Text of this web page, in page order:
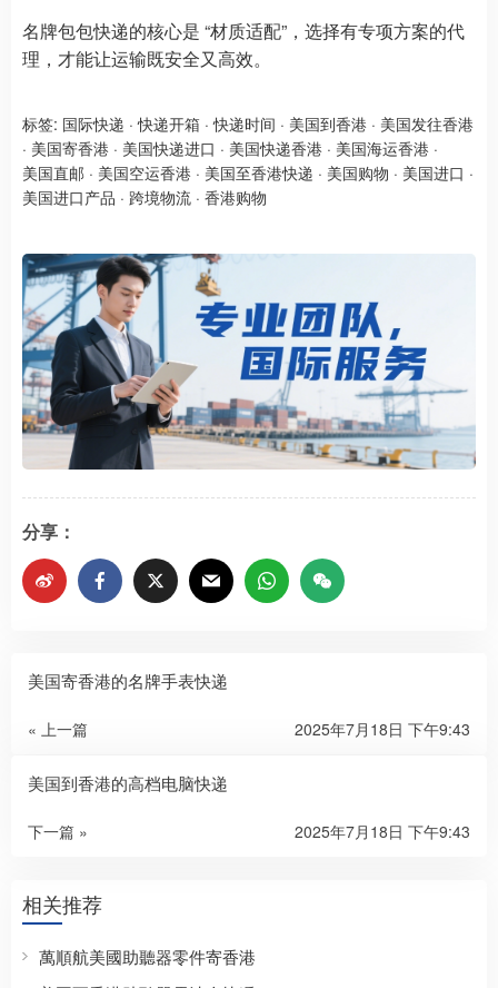
名牌包包快递的核心是 “材质适配”，选择有专项方案的代
理，才能让运输既安全又高效。
标签: 国际快递 ·快递开箱 ·快递时间 · 美国到香港 · 美国发往香港
· 美国寄香港 · 美国快递进口 · 美国快递香港 · 美国海运香港 ·
美国直邮 · 美国空运香港 · 美国至香港快递 · 美国购物 · 美国进口 ·
美国进口产品 · 跨境物流 · 香港购物
分享：
美国寄香港的名牌手表快递
« 上一篇 2025年7月18日 下午9:43
美国到香港的高档电脑快递
下一篇 » 2025年7月18日 下午9:43
相关推荐
萬順航美國助聽器零件寄香港